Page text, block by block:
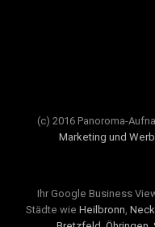
(c) 2016 Panoroma-
Marketing und
Ihr Google Business
Städte wie Heilbronn